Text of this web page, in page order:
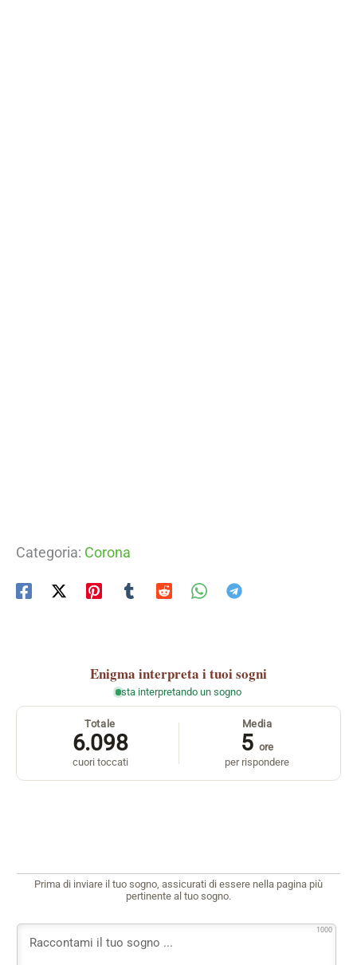
Categoria: Corona
Enigma interpreta i tuoi sogni
sta interpretando un sogno
Totale
6.098
cuori toccati
Media
5 ore
per rispondere
Prima di inviare il tuo sogno, assicurati di essere nella pagina più
pertinente al tuo sogno.
1000